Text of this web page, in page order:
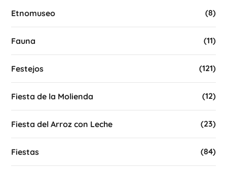
Etnomuseo (8)
Fauna (11)
Festejos (121)
Fiesta de la Molienda (12)
Fiesta del Arroz con Leche (23)
Fiestas (84)